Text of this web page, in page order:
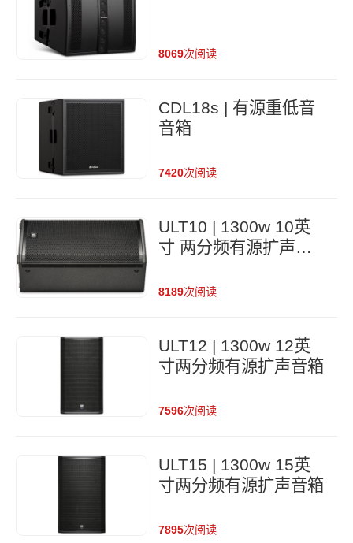
8069次阅读
CDL18s | 有源重低音
音箱
7420次阅读
ULT10 | 1300w 10英
寸 两分频有源扩声音
8189次阅读
ULT12 | 1300w 12英
寸两分频有源扩声音箱
7596次阅读
ULT15 | 1300w 15英
寸两分频有源扩声音箱
7895次阅读